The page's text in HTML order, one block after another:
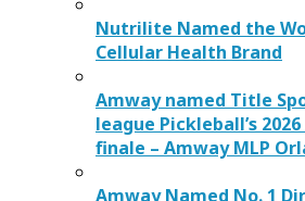
Nutrilite Named the
Cellular Health Brand
Amway named Title
league Pickleball’s
finale – Amway MLP
Amway Named No. 1